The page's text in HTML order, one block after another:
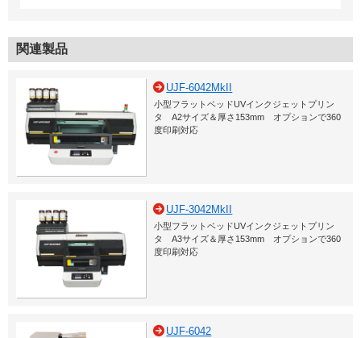
関連製品
UJF-6042MkII
小型フラットベッドUVインクジェットプリン
タ A2サイズ＆厚さ153mm オプションで360
度印刷対応
UJF-3042MkII
小型フラットベッドUVインクジェットプリン
タ A3サイズ＆厚さ153mm オプションで360
度印刷対応
UJF-6042